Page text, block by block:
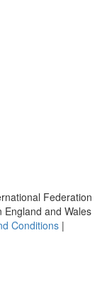
Federation
and Wales
Conditions |